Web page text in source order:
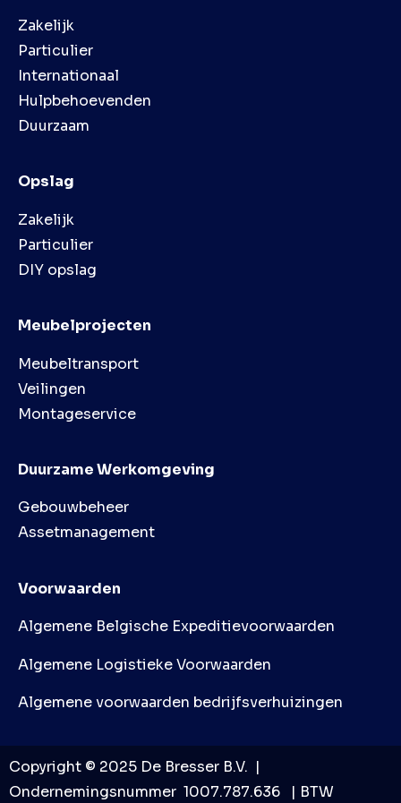
Zakelijk
Particulier
Internationaal
Hulpbehoevenden
Duurzaam
Opslag
Zakelijk
Particulier
DIY opslag
Meubelprojecten
Meubeltransport
Veilingen
Montageservice
Duurzame Werkomgeving
Gebouwbeheer
Assetmanagement
Voorwaarden
Algemene Belgische Expeditievoorwaarden
Algemene Logistieke Voorwaarden
Algemene voorwaarden bedrijfsverhuizingen
Copyright © 2025 De Bresser B.V. |
Ondernemingsnummer 1007.787.636 | BTW